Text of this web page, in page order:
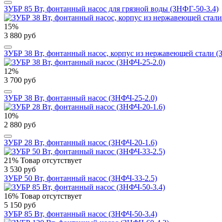
ЗУБР 85 Вт, фонтанный насос для грязной воды (ЗНФГ-50-3.4)
15%
3 880 руб
ЗУБР 38 Вт, фонтанный насос, корпус из нержавеющей стали
12%
3 700 руб
ЗУБР 38 Вт, фонтанный насос (ЗНФЧ-25-2.0)
10%
2 880 руб
ЗУБР 28 Вт, фонтанный насос (ЗНФЧ-20-1.6)
21% Товар отсутствует
3 530 руб
ЗУБР 50 Вт, фонтанный насос (ЗНФЧ-33-2.5)
16% Товар отсутствует
5 150 руб
ЗУБР 85 Вт, фонтанный насос (ЗНФЧ-50-3.4)